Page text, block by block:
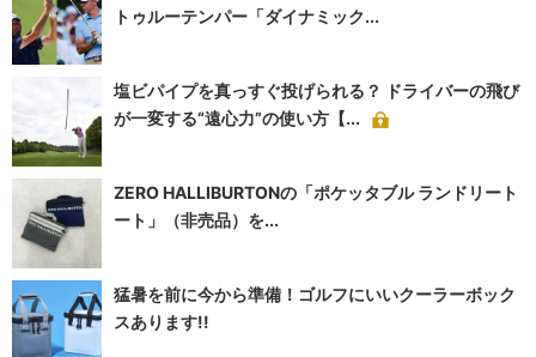
トゥルーテンパー「ダイナミック...
塩ビパイプを真っすぐ投げられる？ ドライバーの飛び
が一変する“遠心力”の使い方【...
ZERO HALLIBURTONの「ポケッタブル ランドリート
ート」（非売品）を...
猛暑を前に今から準備！ゴルフにいいクーラーボック
スあります!!